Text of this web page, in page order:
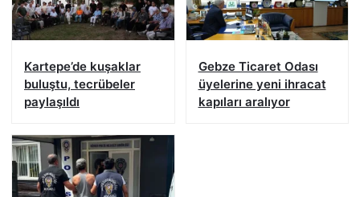
Kartepe’de kuşaklar
buluştu, tecrübeler
paylaşıldı
Gebze Ticaret Odası
üyelerine yeni ihracat
kapıları aralıyor